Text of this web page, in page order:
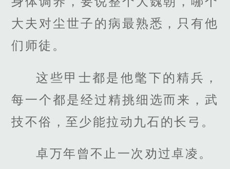
大夫对尘世子的病最熟悉，只有他
们师徒。
这些甲士都是他氅下的精兵，
每一个都是经过精挑细选而来，武
技不俗，至少能拉动九石的长弓。
卓万年曾不止一次劝过卓凌。